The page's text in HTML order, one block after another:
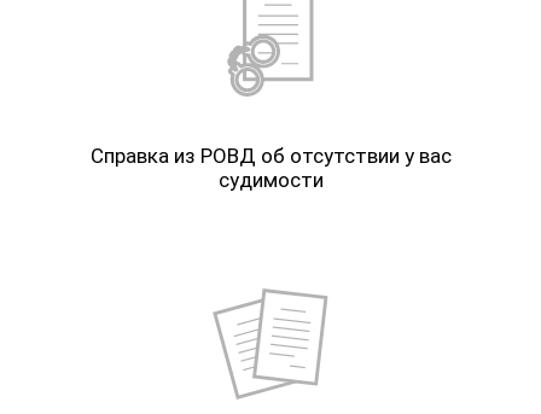
Справка из РОВД об отсутствии у вас
судимости